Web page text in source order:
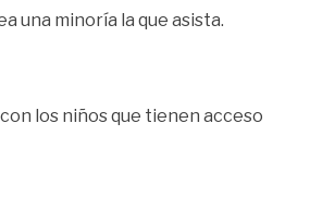
una minoría la que asista.
los niños que tienen acceso